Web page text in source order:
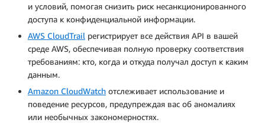
и условий, помогая снизить риск несанкционированного
доступа к конфиденциальной информации.
AWS CloudTrail регистрирует все действия API в вашей
среде AWS, обеспечивая полную проверку соответствия
требованиям: кто, когда и откуда получал доступ к каким
данным.
Amazon CloudWatch отслеживает использование и
поведение ресурсов, предупреждая вас об аномалиях
или необычных закономерностях.